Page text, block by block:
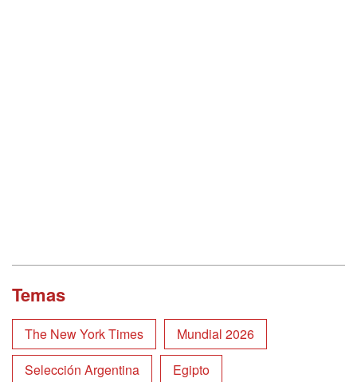
Temas
The New York Times
Mundial 2026
Selección Argentina
Egipto